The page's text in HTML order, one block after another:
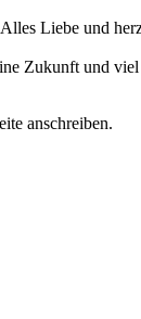
Liebe und
Zukunft und
anschreiben.